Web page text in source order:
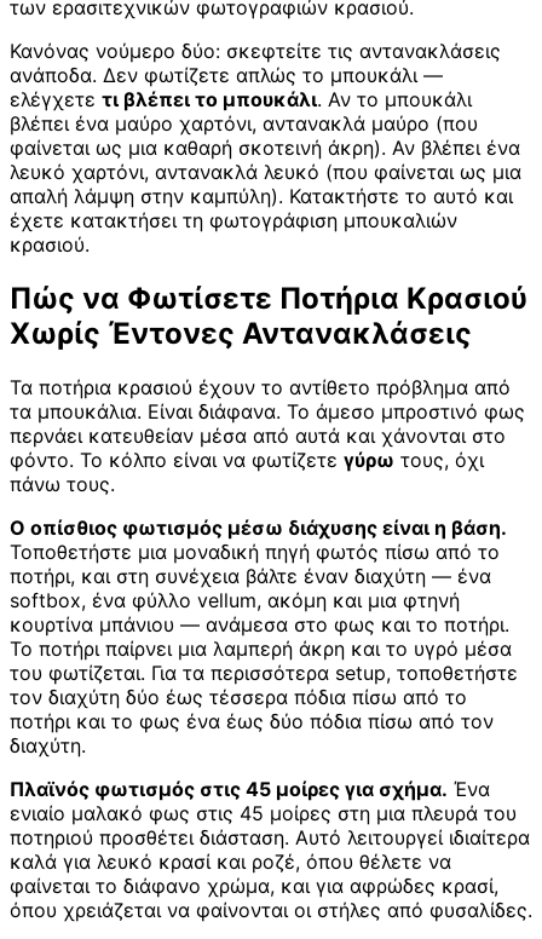
των ερασιτεχνικών φωτογραφιών κρασιού.
Κανόνας νούμερο δύο: σκεφτείτε τις αντανακλάσεις
ανάποδα. Δεν φωτίζετε απλώς το μπουκάλι —
ελέγχετε τι βλέπει το μπουκάλι. Αν το μπουκάλι
βλέπει ένα μαύρο χαρτόνι, αντανακλά μαύρο (που
φαίνεται ως μια καθαρή σκοτεινή άκρη). Αν βλέπει ένα
λευκό χαρτόνι, αντανακλά λευκό (που φαίνεται ως μια
απαλή λάμψη στην καμπύλη). Κατακτήστε το αυτό και
έχετε κατακτήσει τη φωτογράφιση μπουκαλιών
κρασιού.
Πώς να Φωτίσετε Ποτήρια Κρασιού
Χωρίς Έντονες Αντανακλάσεις
Τα ποτήρια κρασιού έχουν το αντίθετο πρόβλημα από
τα μπουκάλια. Είναι διάφανα. Το άμεσο μπροστινό φως
περνάει κατευθείαν μέσα από αυτά και χάνονται στο
φόντο. Το κόλπο είναι να φωτίζετε γύρω τους, όχι
πάνω τους.
Ο οπίσθιος φωτισμός μέσω διάχυσης είναι η βάση.
Τοποθετήστε μια μοναδική πηγή φωτός πίσω από το
ποτήρι, και στη συνέχεια βάλτε έναν διαχύτη — ένα
softbox, ένα φύλλο vellum, ακόμη και μια φτηνή
κουρτίνα μπάνιου — ανάμεσα στο φως και το ποτήρι.
Το ποτήρι παίρνει μια λαμπερή άκρη και το υγρό μέσα
του φωτίζεται. Για τα περισσότερα setup, τοποθετήστε
τον διαχύτη δύο έως τέσσερα πόδια πίσω από το
ποτήρι και το φως ένα έως δύο πόδια πίσω από τον
διαχύτη.
Πλαϊνός φωτισμός στις 45 μοίρες για σχήμα. Ένα
ενιαίο μαλακό φως στις 45 μοίρες στη μια πλευρά του
ποτηριού προσθέτει διάσταση. Αυτό λειτουργεί ιδιαίτερα
καλά για λευκό κρασί και ροζέ, όπου θέλετε να
φαίνεται το διάφανο χρώμα, και για αφρώδες κρασί,
όπου χρειάζεται να φαίνονται οι στήλες από φυσαλίδες.